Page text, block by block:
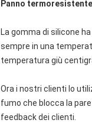
Panno
La gomma di silicone
sempre in una
temperatura giù
Ora i nostri clienti lo
fumo che blocca la
feedback dei clienti.